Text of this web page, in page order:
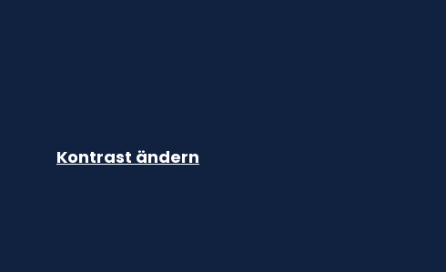
Kontrast ändern